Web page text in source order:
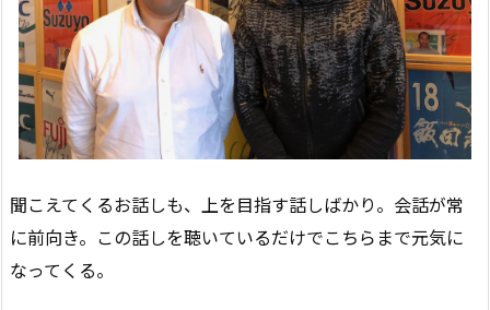
聞こえてくるお話しも、上を目指す話しばかり。会話が常
に前向き。この話しを聴いているだけでこちらまで元気に
なってくる。